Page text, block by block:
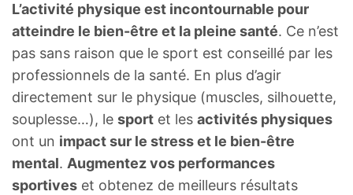
L’activité physique est incontournable pour
atteindre le bien-être et la pleine santé. Ce n’est
pas sans raison que le sport est conseillé par les
professionnels de la santé. En plus d’agir
directement sur le physique (muscles, silhouette,
souplesse…), le sport et les activités physiques
ont un impact sur le stress et le bien-être
mental. Augmentez vos performances
sportives et obtenez de meilleurs résultats